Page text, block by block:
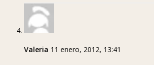
Valeria 11 enero, 2012, 13:41